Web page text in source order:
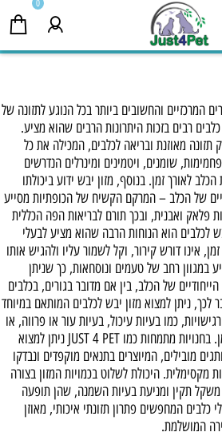
0
המרכזיים והחשובים ביותר בכל הנוגע לתזונה של
רבים בזכות היתרונות הרבים שהוא מציע.
מאוזנת ובריאה לכלבים, המכילה את כל
שומנים, ויטמינים ומינרלים הנדרשים
לאורך זמן. בנוסף, מזון יבש ידוע ביכולתו
של הכלב – המרקם הקשיח של הכופתיות מסייע
פלאק ואבנית, ובכך תורם לבריאות הפה הכללית
לכלבים הוא הנוחות הרבה שהוא מציע לבעלי
אינו דורש קירור, וקל לשמור עליו ולהגיש אותו
במגוון רחב של טעמים ונוסחאות, כך שניתן
של הכלב, בין אם מדובר בגורים, בכלבים
לכך, ניתן למצוא מזון יבש לכלבים המותאם במיוחד
כמו בעיות עיכול, בעיות עור או פרווה, או
כלבים שזקוקים לתזונה דלת שומן. בחנויות מתמחות כמו JUST 4 PET ניתן למצוא
מובילים, המיוצרים בתנאים מוקפדים ונבדקו
מקסימלית. היכולת לשלוט בכמויות המזון בצורה
תקין ומניעת בעיות השמנה, שהן תופעה
כלבים המחפשים פתרון תזונתי איכותי, מאוזן
המושלמת.